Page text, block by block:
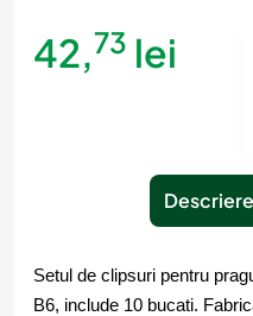
42,73 lei
Descriere
Setul de clipsuri pentru
B6, include 10 bucati.